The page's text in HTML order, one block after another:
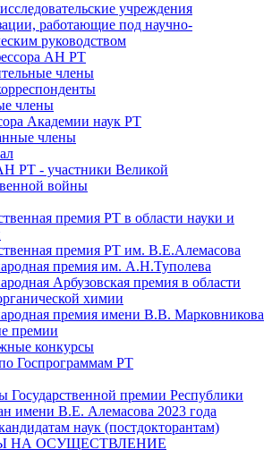
учреждения
работающие под научно-
руководством
АН РТ
члены
члены
Академии наук РТ
члены
РТ - участники Великой
войны
премия РТ в области науки и
премия РТ им. В.Е.Алемасова
премия им. А.Н.Туполева
Арбузовская премия в области
химии
премия имени В.В. Марковникова
премии
конкурсы
Госпрограммам РТ
Государственной премии Республики
имени В.Е. Алемасова 2023 года
наук (постдокторантам)
НА ОСУЩЕСТВЛЕНИЕ